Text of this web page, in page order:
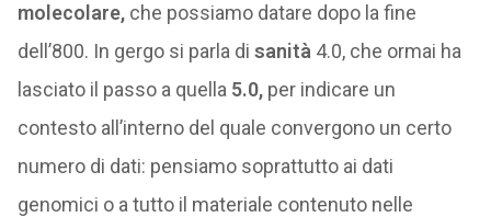
molecolare,che possiamo datare dopo la fine
dell’800. In gergo si parla di sanità 4.0, che ormai ha
lasciato il passo a quella 5.0,per indicare un
contesto all’interno del quale convergono un certo
numero di dati: pensiamo soprattutto ai dati
genomici o a tutto il materiale contenuto nelle